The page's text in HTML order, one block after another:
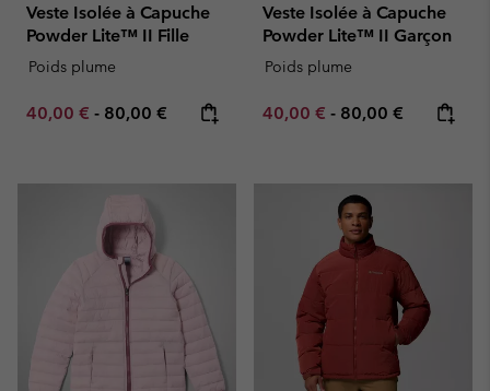
Veste Isolée à Capuche
Powder Lite™ II Fille
Poids plume
Minimum sale price:
40,00 € - Maximum price:
80,00 €
Veste Isolée à Capuche
Powder Lite™ II Garçon
Poids plume
Minimum sale price:
40,00 € - Maximum price:
80,00 €